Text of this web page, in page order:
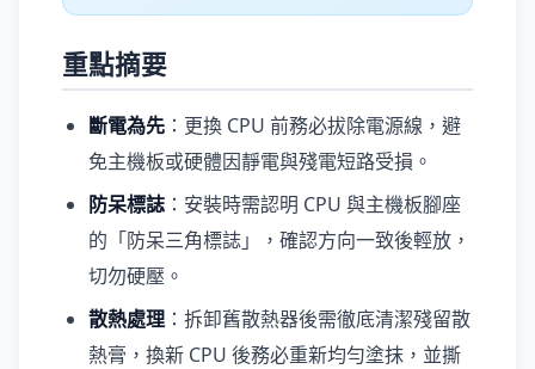
重點摘要
斷電為先 ：更換 CPU 前務必拔除電源線，避
免主機板或硬體因靜電與殘電短路受損。
防呆標誌 ：安裝時需認明 CPU 與主機板腳座
的「防呆三角標誌」，確認方向一致後輕放，
切勿硬壓。
散熱處理 ：拆卸舊散熱器後需徹底清潔殘留散
熱膏，換新 CPU 後務必重新均勻塗抹，並撕